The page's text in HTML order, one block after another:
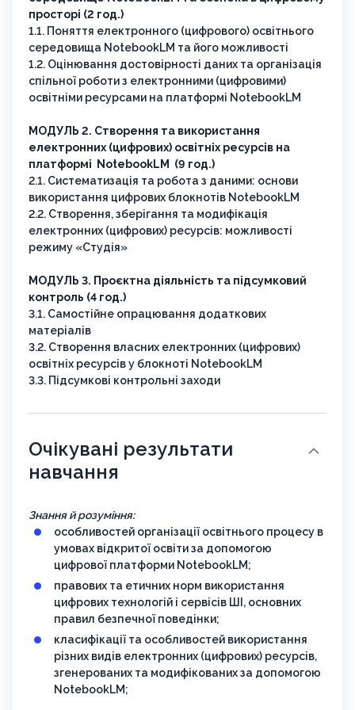
просторі (2 год.)
1.1. Поняття електронного (цифрового) освітнього
середовища NotebookLM та його можливості
1.2. Оцінювання достовірності даних та організація
спільної роботи з електронними (цифровими)
освітніми ресурсами на платформі NotebookLM
МОДУЛЬ 2. Створення та використання
електронних (цифрових) освітніх ресурсів на
платформі NotebookLM (9 год.)
2.1. Систематизація та робота з даними: основи
використання цифрових блокнотів NotebookLM
2.2. Створення, зберігання та модифікація
електронних (цифрових) ресурсів: можливості
режиму «Студія»
МОДУЛЬ 3. Проєктна діяльність та підсумковий
контроль (4 год.)
3.1. Самостійне опрацювання додаткових
матеріалів
3.2. Створення власних електронних (цифрових)
освітніх ресурсів у блокноті NotebookLM
3.3. Підсумкові контрольні заходи
Очікувані результати
навчання
Знання й розуміння:
особливостей організації освітнього процесу в
умовах відкритої освіти за допомогою
цифрової платформи NotebookLM;
правових та етичних норм використання
цифрових технологій і сервісів ШІ, основних
правил безпечної поведінки;
класифікації та особливостей використання
різних видів електронних (цифрових) ресурсів,
згенерованих та модифікованих за допомогою
NotebookLM;